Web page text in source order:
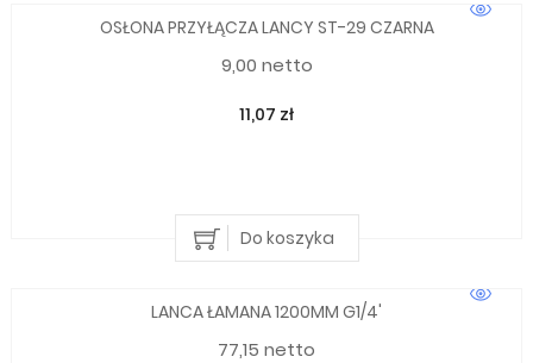
OSŁONA PRZYŁĄCZA LANCY ST-29 CZARNA
9,00 netto
11,07 zł
Do koszyka
LANCA ŁAMANA 1200MM G1/4'
77,15 netto